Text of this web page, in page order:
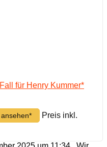
für Henry Kummer*
Preis inkl.